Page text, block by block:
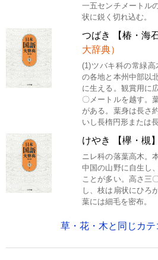
一五センチメートル
状に鋭く切れ込む。
つばき 【椿・海
大辞典）
(1)ツバキ科の常緑
の各地と本州中部以
に生える。観賞用に
〇メートルを越す。
がある。葉身は長さ
いし長楕円形または
けやき 【欅・槻】
ニレ科の落葉高木。
中国の山野に自生し
ことが多い。高さ三
し、枝は扇状にひろ
葉には細毛を密布。
草・花・木と同じカ